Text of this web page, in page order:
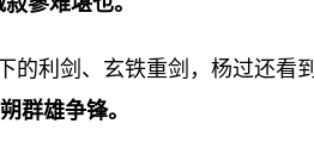
的利剑、玄铁重剑，杨过还看
群雄争锋。